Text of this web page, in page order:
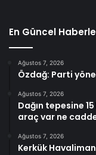
En Güncel
Ağustos 7, 2026
Özdağ: Parti
Ağustos 7, 2026
Dağın tepesine
araç var ne
Ağustos 7, 2026
Kerkük